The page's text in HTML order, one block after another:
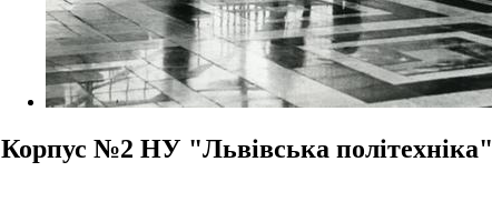
Корпус №2 НУ "Львівська політехніка"